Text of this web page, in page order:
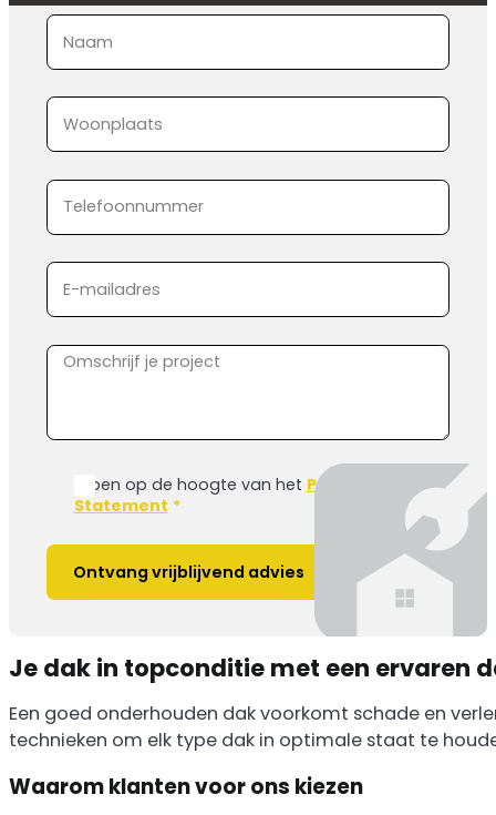
Sectie
Ik ben op de hoogte van het Privacy
Statement *
Ontvang vrijblijvend advies
Je dak in topconditie met een ervaren
Een goed onderhouden dak voorkomt schade en
technieken om elk type dak in optimale staat te
Waarom klanten voor ons kiezen